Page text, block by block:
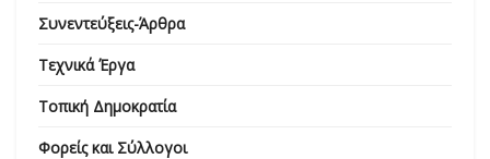
Συνεντεύξεις-Άρθρα
Τεχνικά Έργα
Τοπική Δημοκρατία
Φορείς και Σύλλογοι